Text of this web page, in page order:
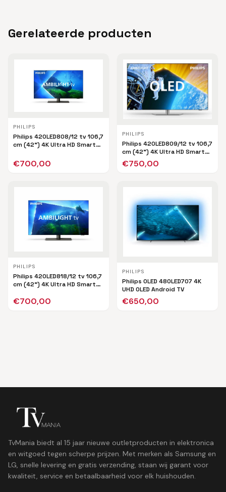
Gerelateerde producten
PHILIPS
Philips 42OLED808/12 tv 106,7
cm (42") 4K Ultra HD Smart
€700,00
PHILIPS
Philips 42OLED809/12 tv 106,7
cm (42") 4K Ultra HD Smart
TV Wifi Zwart
€750,00
PHILIPS
Philips 42OLED818/12 tv 106,7
cm (42") 4K Ultra HD Smart
€700,00
PHILIPS
Philips OLED 48OLED707 4K
UHD OLED Android TV
€650,00
TvMania biedt al 15 jaar nieuwe outletproducten in elektronica
en witgoed tegen scherpe prijzen. Met merken als Samsung en
LG, snelle levering en gratis verzending, staan wij garant voor
kwaliteit, service en betaalbaarheid voor elk huishouden.